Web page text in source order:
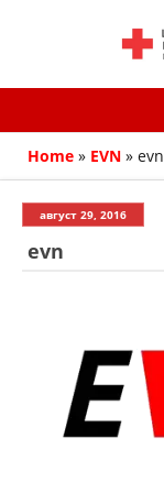
Home » EVN » evn
август 29, 2016
evn